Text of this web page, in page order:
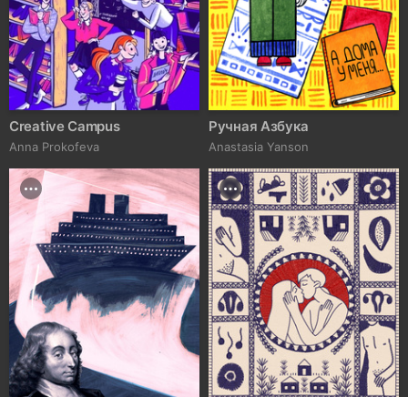
Creative Campus
Anna Prokofeva
Ручная Азбука
Anastasia Yanson